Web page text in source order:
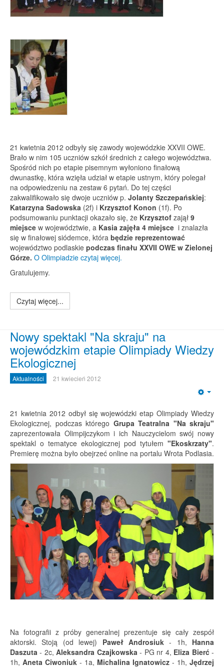
21 kwietnia 2012 odbyły się zawody wojewódzkie XXVII OWE.
Brało w nim 105 uczniów szkół średnich z całego województwa.
Spośród nich po etapie pisemnym wyłoniono finałową
dwunastkę, która wzięła udział w etapie ustnym, który polegał
na odpowiedzeniu na zestaw 6 pytań. Do tej części
zakwalifikowało się dwoje uczniów p. Jolanty Szczepańskiej:
Katarzyna Sadowska (2f) i Krzysztof Konon (1f). Po
podsumowaniu punktacji okazało się, że Krzysztof zajął 9
miejsce w województwie, a Kasia zajęła 4 miejsce i znalazła
się w finałowej siódemce, która będzie reprezentować
województwo podlaskie podczas finału XXVII OWE w Zielonej
Górze. O Olimpiadzie czytaj więcej.
Gratulujemy.
Czytaj więcej...
Nowy spektakl "Na skraju" na
wojewódzkim etapie Olimpiady Wiedzy
Ekologicznej
Aktualności 21 kwiecień 2012
21 kwietnia 2012 odbył się wojewódzki etap Olimpiady Wiedzy
Ekologicznej, podczas którego Grupa Teatralna "Na skraju"
zaprezentowała Olimpijczykom i ich Nauczycielom swój nowy
spektakl o tematyce ekologicznej pod tytułem "Ekoskrzaty".
Premierę można było obejrzeć online na portalu Wrota Podlasia.
Na fotografii z próby generalnej prezentuje się cały zespół
aktorski. Stoją (od lewej) Paweł Androsiuk- 1h, Hanna
Daszuta - 2c,Aleksandra Czajkowska - PG nr 4, Eliza Bierć-
1h, Aneta Ciwoniuk - 1a, Michalina Ignatowicz - 1h, Jędrzej